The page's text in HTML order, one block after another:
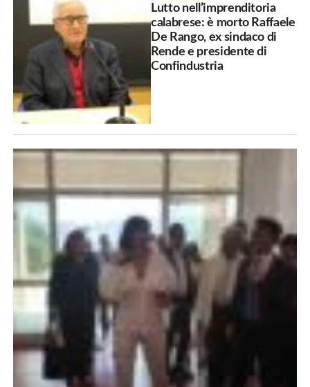
Lutto nell’imprenditoria
calabrese: è morto Raffaele
De Rango, ex sindaco di
Rende e presidente di
Confindustria